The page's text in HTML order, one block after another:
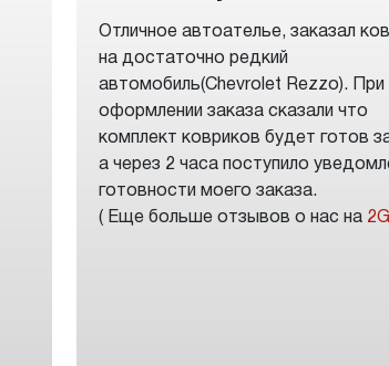
Отличное автоателье, заказал
на достаточно редкий
автомобиль(Chevrolet Rezzo). При
оформлении заказа сказали что
комплект ковриков будет готов
а через 2 часа поступило
готовности моего заказа.
( Еще больше отзывов о нас на